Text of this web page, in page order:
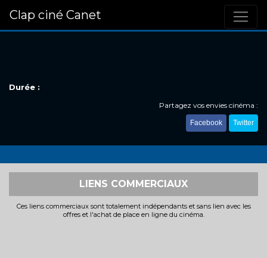
Clap ciné Canet
Durée :
Partagez vos envies cinéma :
Facebook Twitter
LIENS COMMERCIAUX
Ces liens commerciaux sont totalement indépendants et sans lien avec les
offres et l'achat de place en ligne du cinéma.